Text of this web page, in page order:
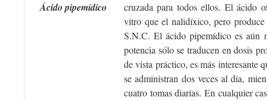
Ácido pipemídico
cruzada para todos ellos. El ácido
vitro que el nalidíxico, pero produce
S.N.C. El ácido pipemídico es aún
potencia sólo se traducen en dosis
de vista práctico, es más interesante
se administran dos veces al día,
cuatro tomas diarias. En cualquier